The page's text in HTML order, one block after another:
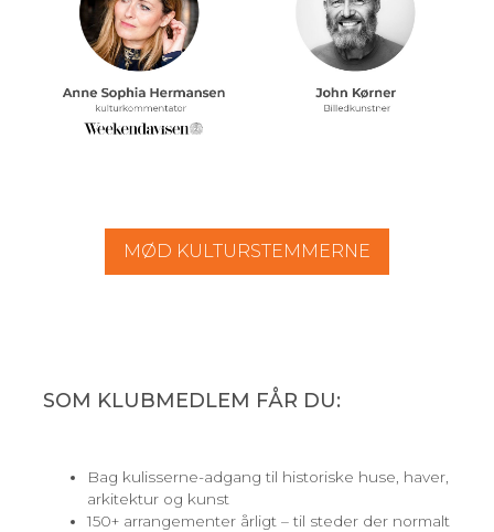
MØD KULTURSTEMMERNE
SOM KLUBMEDLEM FÅR DU:
Bag kulisserne-adgang til historiske huse, haver,
arkitektur og kunst
150+ arrangementer årligt – til steder der normalt